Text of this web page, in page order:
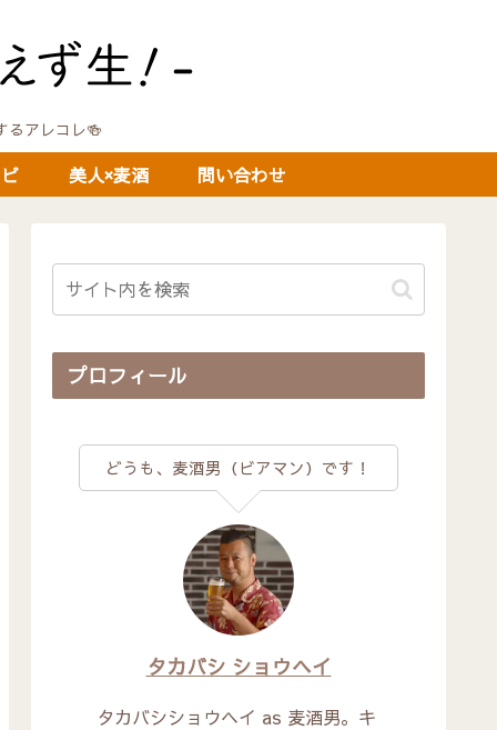
アレコレ🍻
美人×麦酒 問い合わせ
プロフィール
どうも、麦酒男（ビアマン）です！
タカバシ ショウヘイ
タカバシショウヘイ as 麦酒男。キ